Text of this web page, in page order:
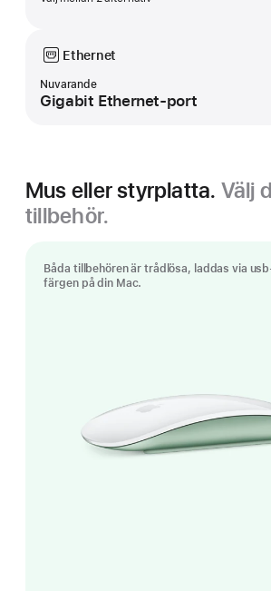
Ethernet
Nuvarande
Gigabit Ethernet-port
Mus eller styrplatta. Välj
tillbehör.
Båda tillbehören är trådlösa, laddas via
färgen på din Mac.